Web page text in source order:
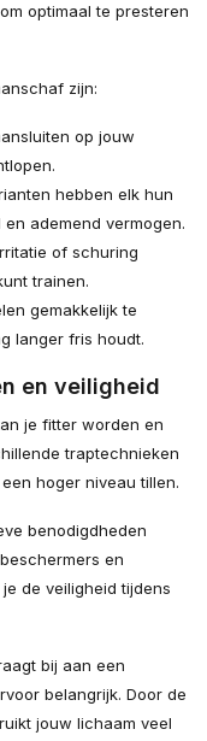
optimaal te presteren
zijn:
op jouw
hebben elk hun
ademend vermogen.
of schuring
trainen.
gemakkelijk te
langer fris houdt.
en veiligheid
je fitter worden en
traptechnieken
hoger niveau tillen.
benodigdheden
en
de veiligheid tijdens
bij aan een
belangrijk. Door de
jouw lichaam veel